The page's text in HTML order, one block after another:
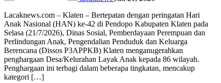
Lacaknews.com – Klaten – Bertepatan dengan peringatan Hari
Anak Nasional (HAN) ke-42 di Pendopo Kabupaten Klaten pada
Selasa (21/7/2026), Dinas Sosial, Pemberdayaan Perempuan dan
Perlindungan Anak, Pengendalian Penduduk dan Keluarga
Berencana (Dissos P3APPKB) Klaten menganugerahkan
penghargaan Desa/Kelurahan Layak Anak kepada 86 wilayah.
Penghargaan ini terbagi dalam beberapa tingkatan, mencakup
kategori […]